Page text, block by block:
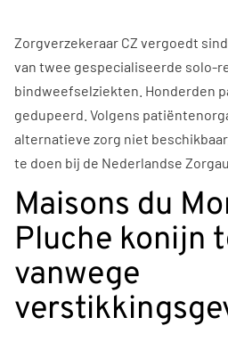
Zorgverzekeraar CZ vergoedt
van twee gespecialiseerde solo-
bindweefselziekten. Honderden
gedupeerd. Volgens
alternatieve zorg niet
te doen bij de Nederlandse
Maisons du
Pluche konijn
vanwege